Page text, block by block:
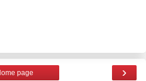
›
page